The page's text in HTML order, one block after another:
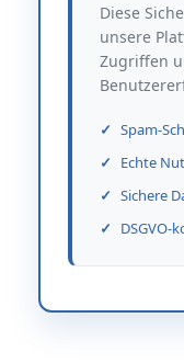
Diese
unsere
Zugriffen
Spam-
Echte
Sichere
DSGVO-